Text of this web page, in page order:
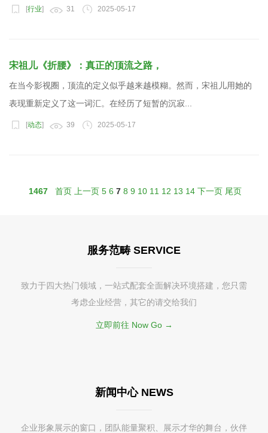
[行业] 31 2025-05-17
宋祖儿《折腰》：真正的顶流之路，
在当今影视圈，顶流的定义似乎越来越模糊。然而，宋祖儿用她的
表现重新定义了这一词汇。在经历了短暂的沉寂...
[动态] 39 2025-05-17
1467 首页 上一页 5 6 7 8 9 10 11 12 13 14 下一页 尾页
服务范畴 SERVICE
致力于四大热门领域，一站式配套全面解决环境搭建，您只需
考虑企业经营，其它的请交给我们
立即前往 Now Go →
新闻中心 NEWS
企业形象展示的窗口，团队能量聚积、展示才华的舞台，伙伴